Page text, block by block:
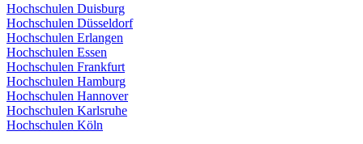
Hochschulen Duisburg
Hochschulen Düsseldorf
Hochschulen Erlangen
Hochschulen Essen
Hochschulen Frankfurt
Hochschulen Hamburg
Hochschulen Hannover
Hochschulen Karlsruhe
Hochschulen Köln